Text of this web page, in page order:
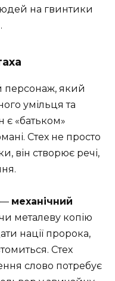
на гвинтики
персонаж, який
умільця та
є «батьком»
Стех не просто
він створює речі,
— механічний
металеву копію
нації пророка,
Стех
слово потребує